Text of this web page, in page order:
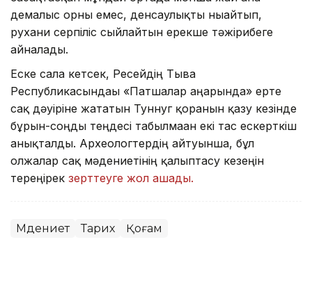
демалыс орны емес, денсаулықты нығайтып,
рухани серпіліс сыйлайтын ерекше тәжірибеге
айналады.
Еске сала кетсек, Ресейдің Тыва
Республикасындағы «Патшалар аңғарында» ерте
сақ дәуіріне жататын Туннуг қорғанын қазу кезінде
бұрын-соңды теңдесі табылмаған екі тас ескерткіш
анықталды. Археологтердің айтуынша, бұл
олжалар сақ мәдениетінің қалыптасу кезеңін
тереңірек зерттеуге жол ашады.
Мәдениет Тарих Қоғам